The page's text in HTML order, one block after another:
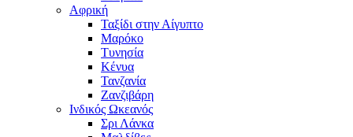
Αφρική
Ταξίδι στην Αίγυπτο
Μαρόκο
Τυνησία
Κένυα
Τανζανία
Ζανζιβάρη
Ινδικός Ωκεανός
Σρι Λάνκα